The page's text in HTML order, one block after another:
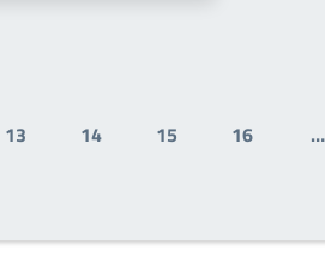
Pagina
13
Pagina
14
Pagina
15
Pagina
16 …